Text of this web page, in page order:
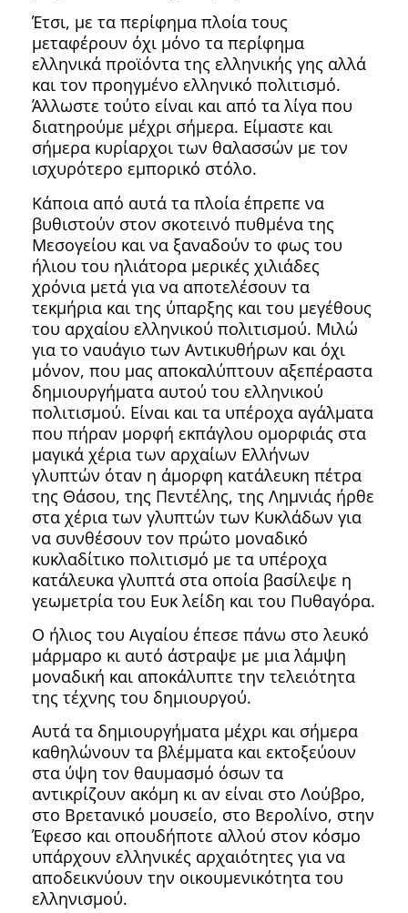
Έτσι, με τα περίφημα πλοία τους
μεταφέρουν όχι μόνο τα περίφημα
ελληνικά προϊόντα της ελληνικής γης αλλά
και τον προηγμένο ελληνικό πολιτισμό.
Άλλωστε τούτο είναι και από τα λίγα που
διατηρούμε μέχρι σήμερα. Είμαστε και
σήμερα κυρίαρχοι των θαλασσών με τον
ισχυρότερο εμπορικό στόλο.
Κάποια από αυτά τα πλοία έπρεπε να
βυθιστούν στον σκοτεινό πυθμένα της
Μεσογείου και να ξαναδούν το φως του
ήλιου του ηλιάτορα μερικές χιλιάδες
χρόνια μετά για να αποτελέσουν τα
τεκμήρια και της ύπαρξης και του μεγέθους
του αρχαίου ελληνικού πολιτισμού. Μιλώ
για το ναυάγιο των Αντικυθήρων και όχι
μόνον, που μας αποκαλύπτουν αξεπέραστα
δημιουργήματα αυτού του ελληνικού
πολιτισμού. Είναι και τα υπέροχα αγάλματα
που πήραν μορφή εκπάγλου ομορφιάς στα
μαγικά χέρια των αρχαίων Ελλήνων
γλυπτών όταν η άμορφη κατάλευκη πέτρα
της Θάσου, της Πεντέλης, της Λημνιάς ήρθε
στα χέρια των γλυπτών των Κυκλάδων για
να συνθέσουν τον πρώτο μοναδικό
κυκλαδίτικο πολιτισμό με τα υπέροχα
κατάλευκα γλυπτά στα οποία βασίλεψε η
γεωμετρία του Ευκ λείδη και του Πυθαγόρα.
Ο ήλιος του Αιγαίου έπεσε πάνω στο λευκό
μάρμαρο κι αυτό άστραψε με μια λάμψη
μοναδική και αποκάλυπτε την τελειότητα
της τέχνης του δημιουργού.
Αυτά τα δημιουργήματα μέχρι και σήμερα
καθηλώνουν τα βλέμματα και εκτοξεύουν
στα ύψη τον θαυμασμό όσων τα
αντικρίζουν ακόμη κι αν είναι στο Λούβρο,
στο Βρετανικό μουσείο, στο Βερολίνο, στην
Έφεσο και οπουδήποτε αλλού στον κόσμο
υπάρχουν ελληνικές αρχαιότητες για να
αποδεικνύουν την οικουμενικότητα του
ελληνισμού.